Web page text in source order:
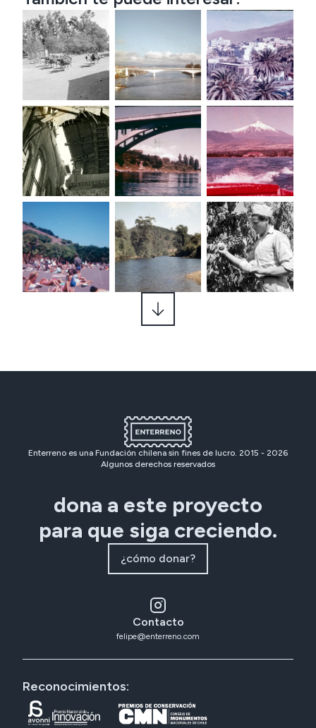
Enterreno es una Fundación chilena sin fines de lucro. 2015 - 2026
Algunos derechos reservados
dona a este proyecto
para que siga creciendo.
¿cómo donar?
Contacto
felipe@enterreno.com
Reconocimientos: